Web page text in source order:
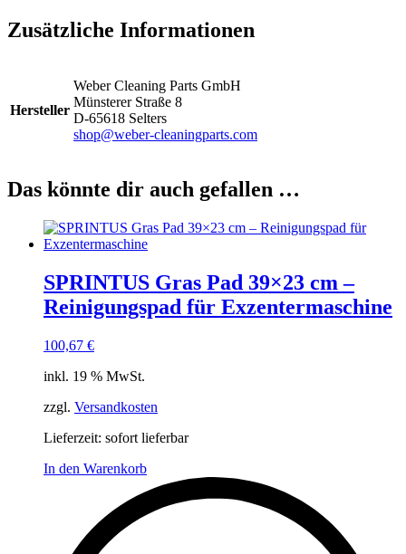
Zusätzliche Informationen
Hersteller
Weber Cleaning Parts GmbH
Münsterer Straße 8
D-65618 Selters
shop@weber-cleaningparts.com
Das könnte dir auch gefallen …
SPRINTUS Gras Pad 39×23 cm –
Reinigungspad für Exzentermaschine
100,67 €
inkl. 19 % MwSt.
zzgl. Versandkosten
Lieferzeit: sofort lieferbar
In den Warenkorb